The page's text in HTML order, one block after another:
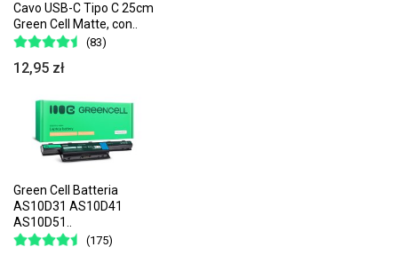
Cavo USB-C Tipo C 25cm
Green Cell Matte, con..
(83)
12,95 zł
Green Cell Batteria
AS10D31 AS10D41
AS10D51..
(175)